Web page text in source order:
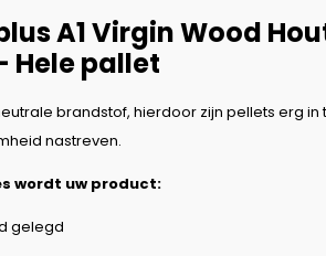
A1 Virgin Wood
Hele pallet
brandstof, hierdoor zijn pellets erg in
nastreven.
wordt uw product:
gelegd